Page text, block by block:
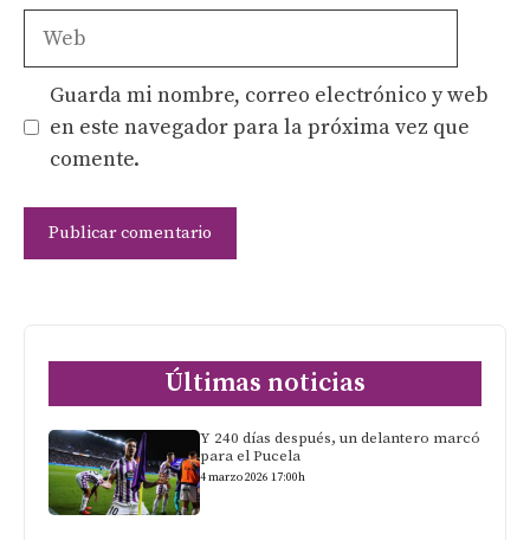
Web
Guarda mi nombre, correo electrónico y web
en este navegador para la próxima vez que
comente.
Últimas noticias
Y 240 días después, un delantero marcó
para el Pucela
4 marzo 2026 17:00h